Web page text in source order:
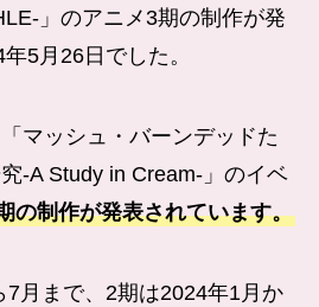
」のアニメ3期の制作が発
5月26日でした。
マッシュ・バーンデッドた
-A Study in Cream-」のイベ
の制作が発表されています。
7月まで、2期は2024年1月か